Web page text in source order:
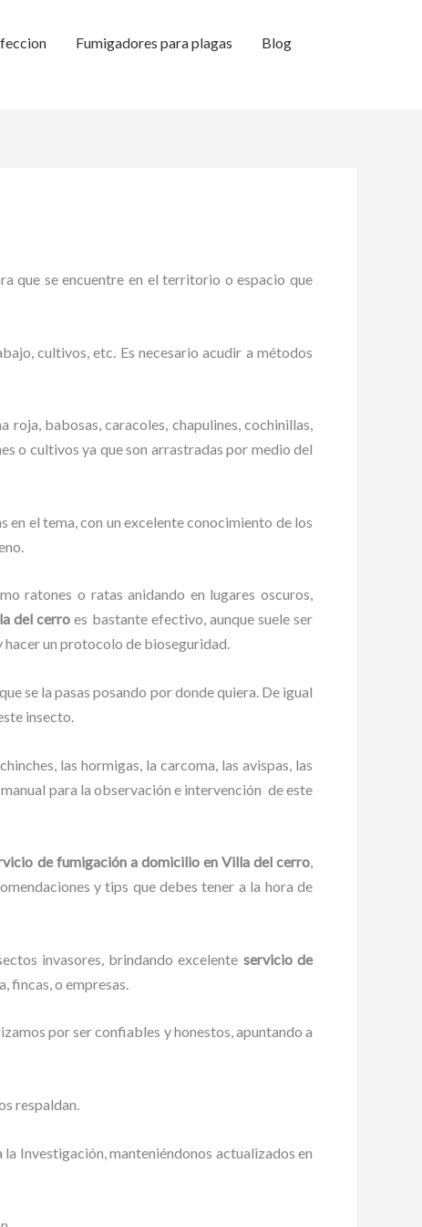
Fumigadores para plagas
Blog
que se encuentre en el territorio o espacio que
cultivos, etc. Es necesario acudir a métodos
babosas, caracoles, chapulines, cochinillas,
o cultivos ya que son arrastradas por medio del
en el tema, con un excelente conocimiento de los
ratones o ratas anidando en lugares oscuros,
del cerroes bastante efectivo, aunque suele ser
hacer un protocolo de bioseguridad.
se la pasas posando por donde quiera. De igual
insecto.
las hormigas, la carcoma, las avispas, las
para la observación e intervención de este
de fumigación a domicilio en Villa del cerro,
y tips que debes tener a la hora de
invasores, brindando excelente servicio de
fincas, o empresas.
por ser confiables y honestos, apuntando a
respaldan.
Investigación, manteniéndonos actualizados en